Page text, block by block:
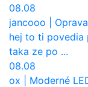
08.08
jancooo
Oprava
hej to ti povedia
taka ze po ...
08.08
ox
Moderné LED